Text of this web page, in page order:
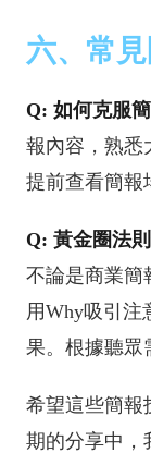
六、常
Q: 如何克服
報內容，熟悉
提前查看簡報
Q: 黃金圈法
不論是商業簡
用Why吸引注
果。根據聽眾
希望這些簡報
期的分享中，